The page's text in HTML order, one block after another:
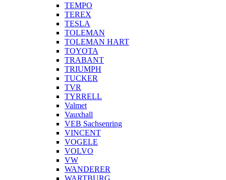
TEMPO
TEREX
TESLA
TOLEMAN
TOLEMAN HART
TOYOTA
TRABANT
TRIUMPH
TUCKER
TVR
TYRRELL
Valmet
Vauxhall
VEB Sachsenring
VINCENT
VOGELE
VOLVO
VW
WANDERER